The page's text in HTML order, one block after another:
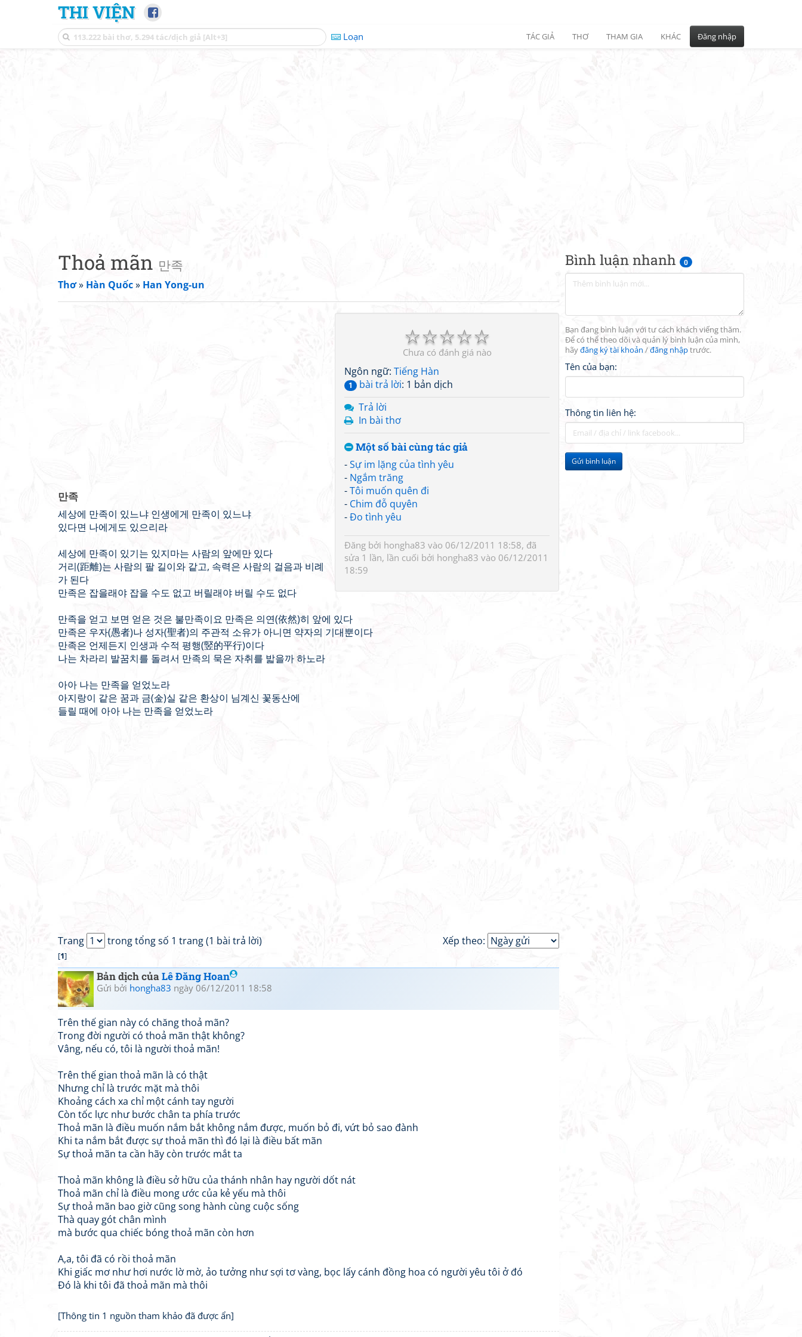
THI VIỆN
Loạn TÁC GIẢ THƠ THAM GIA KHÁC Đăng nhập
Bình luận nhanh 0
Bạn đang bình luận với tư cách khách viếng thăm.
Để có thể theo dõi và quản lý bình luận của mình,
hãyđăng ký tài khoản /đăng nhậptrước.
Tên của bạn:
Thông tin liên hệ:
Gửi bình luận
Thoả mãn 만족
Thơ» Hàn Quốc» Han Yong-un
☆
☆
☆
☆
☆
Chưa có đánh giá nào
Ngôn ngữ: Tiếng Hàn
1 bài trả lời: 1 bản dịch
Trả lời
In bài thơ
Một số bài cùng tác giả
-Sự im lặng của tình yêu
- Ngắm trăng
-Tôi muốn quên đi
- Chim đỗ quyên
-Đo tình yêu
Đăng bởi hongha83 vào 06/12/2011 18:58, đã
sửa 1 lần, lần cuối bởi hongha83 vào 06/12/2011
18:59
만족
세상에 만족이 있느냐 인생에게 만족이 있느냐
있다면 나에게도 있으리라
세상에 만족이 있기는 있지마는 사람의 앞에만 있다
거리(距離)는 사람의 팔 길이와 같고, 속력은 사람의 걸음과 비례
가 된다
만족은 잡을래야 잡을 수도 없고 버릴래야 버릴 수도 없다
만족을 얻고 보면 얻은 것은 불만족이요 만족은 의연(依然)히 앞에 있다
만족은 우자(愚者)나 성자(聖者)의 주관적 소유가 아니면 약자의 기대뿐이다
만족은 언제든지 인생과 수적 평행(竪的平行)이다
나는 차라리 발꿈치를 돌려서 만족의 묵은 자취를 밟을까 하노라
아아 나는 만족을 얻었노라
아지랑이 같은 꿈과 금(金)실 같은 환상이 님계신 꽃동산에
들릴 때에 아아 나는 만족을 얻었노라
Xếp theo:
Trang trong tổng số 1 trang (1 bài trả lời)
[1]
Bản dịch củaLê Đăng Hoan
Gửi bởi hongha83 ngày 06/12/2011 18:58
Trên thế gian này có chăng thoả mãn?
Trong đời người có thoả mãn thật không?
Vâng, nếu có, tôi là người thoả mãn!
Trên thế gian thoả mãn là có thật
Nhưng chỉ là trước mặt mà thôi
Khoảng cách xa chỉ một cánh tay người
Còn tốc lực như bước chân ta phía trước
Thoả mãn là điều muốn nắm bắt không nắm được, muốn bỏ đi, vứt bỏ sao đành
Khi ta nắm bắt được sự thoả mãn thì đó lại là điều bất mãn
Sự thoả mãn ta cần hãy còn trước mắt ta
Thoả mãn không là điều sở hữu của thánh nhân hay người dốt nát
Thoả mãn chỉ là điều mong ước của kẻ yếu mà thôi
Sự thoả mãn bao giờ cũng song hành cùng cuộc sống
Thà quay gót chân mình
mà bước qua chiếc bóng thoả mãn còn hơn
A,a, tôi đã có rồi thoả mãn
Khi giấc mơ như hơi nước lờ mờ, ảo tưởng như sợi tơ vàng, bọc lấy cánh đồng hoa có người yêu tôi ở đó
Đó là khi tôi đã thoả mãn mà thôi
[Thông tin 1 nguồn tham khảo đã được ẩn]